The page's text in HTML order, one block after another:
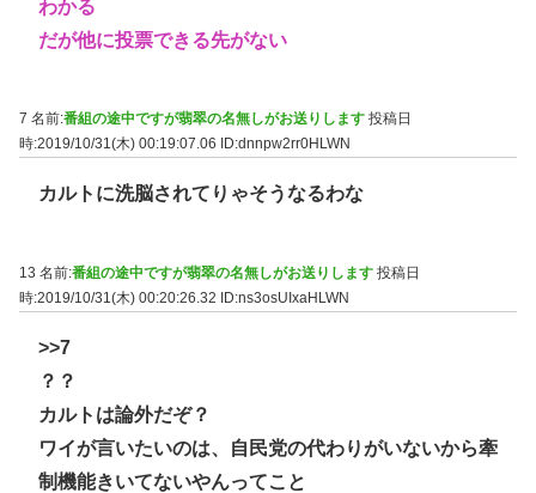
わかる
だが他に投票できる先がない
7 名前:番組の途中ですが翡翠の名無しがお送りします 投稿日
時:2019/10/31(木) 00:19:07.06
ID:dnnpw2rr0HLWN
カルトに洗脳されてりゃそうなるわな
13 名前:番組の途中ですが翡翠の名無しがお送りします 投稿日
時:2019/10/31(木) 00:20:26.32
ID:ns3osUIxaHLWN
>>7
？？
カルトは論外だぞ？
ワイが言いたいのは、自民党の代わりがいないから牽
制機能きいてないやんってこと